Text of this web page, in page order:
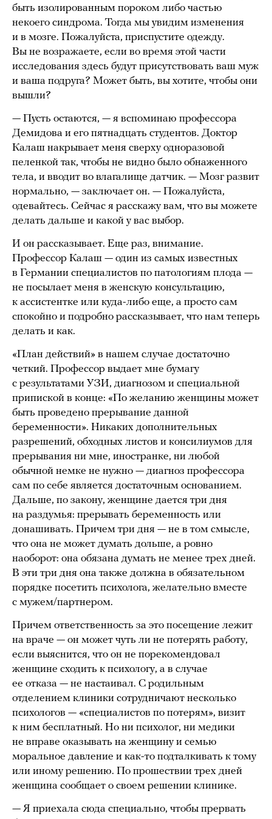
быть изолированным пороком либо частью
некоего синдрома. Тогда мы увидим изменения
и в мозге. Пожалуйста, приспустите одежду.
Вы не возражаете, если во время этой части
исследования здесь будут присутствовать ваш муж
и ваша подруга? Может быть, вы хотите, чтобы они
вышли?
— Пусть остаются, — я вспоминаю профессора
Демидова и его пятнадцать студентов. Доктор
Калаш накрывает меня сверху одноразовой
пеленкой так, чтобы не видно было обнаженного
тела, и вводит во влагалище датчик. — Мозг развит
нормально, — заключает он. — Пожалуйста,
одевайтесь. Сейчас я расскажу вам, что вы можете
делать дальше и какой у вас выбор.
И он рассказывает. Еще раз, внимание.
Профессор Калаш — один из самых известных
в Германии специалистов по патологиям плода —
не посылает меня в женскую консультацию,
к ассистентке или куда-либо еще, а просто сам
спокойно и подробно рассказывает, что нам теперь
делать и как.
«План действий» в нашем случае достаточно
четкий. Профессор выдает мне бумагу
с результатами УЗИ, диагнозом и специальной
припиской в конце: «По желанию женщины может
быть проведено прерывание данной
беременности». Никаких дополнительных
разрешений, обходных листов и консилиумов для
прерывания ни мне, иностранке, ни любой
обычной немке не нужно — диагноз профессора
сам по себе является достаточным основанием.
Дальше, по закону, женщине дается три дня
на раздумья: прерывать беременность или
донашивать. Причем три дня — не в том смысле,
что она не может думать дольше, а ровно
наоборот: она обязана думать не менее трех дней.
В эти три дня она также должна в обязательном
порядке посетить психолога, желательно вместе
с мужем/партнером.
Причем ответственность за это посещение лежит
на враче — он может чуть ли не потерять работу,
если выяснится, что он не порекомендовал
женщине сходить к психологу, а в случае
ее отказа — не настаивал. С родильным
отделением клиники сотрудничают несколько
психологов — «специалистов по потерям», визит
к ним бесплатный. Но ни психолог, ни медики
не вправе оказывать на женщину и семью
моральное давление и как-то подталкивать к тому
или иному решению. По прошествии трех дней
женщина сообщает о своем решении клинике.
— Я приехала сюда специально, чтобы прервать